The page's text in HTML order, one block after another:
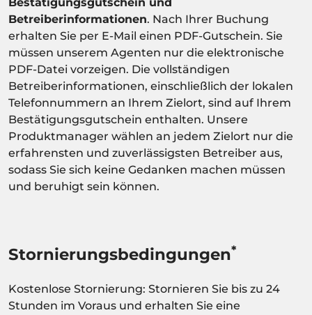
Betreiberinformationen. Nach Ihrer Buchung
erhalten Sie per E-Mail einen PDF-Gutschein. Sie
müssen unserem Agenten nur die elektronische
PDF-Datei vorzeigen. Die vollständigen
Betreiberinformationen, einschließlich der lokalen
Telefonnummern an Ihrem Zielort, sind auf Ihrem
Bestätigungsgutschein enthalten. Unsere
Produktmanager wählen an jedem Zielort nur die
erfahrensten und zuverlässigsten Betreiber aus,
sodass Sie sich keine Gedanken machen müssen
und beruhigt sein können.
Stornierungsbedingungen*
Kostenlose Stornierung: Stornieren Sie bis zu 24
Stunden im Voraus und erhalten Sie eine